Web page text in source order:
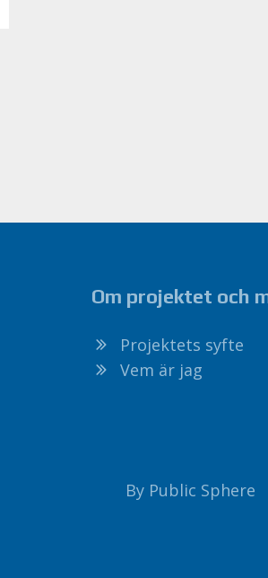
Om projektet och
Projektets syfte
Vem är jag
By Public Sphere